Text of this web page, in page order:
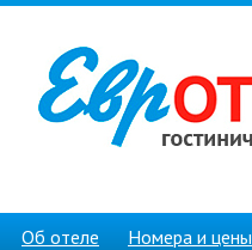
Об отеле Номера и цены